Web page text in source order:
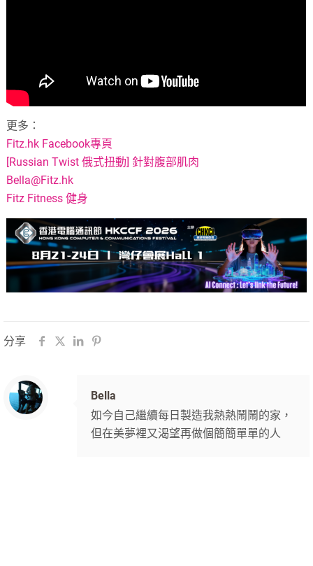
更多：
Fitz.hk Facebook專頁
[Russian Twist 俄式扭動] 針對腹部肌肉
Bella@Fitz.hk
Fitz Fitness 健身
分享
Bella
如今自己繼續每日製造我熱熱鬧鬧的家，
但在美夢裡又渴望再做個簡簡單單的人